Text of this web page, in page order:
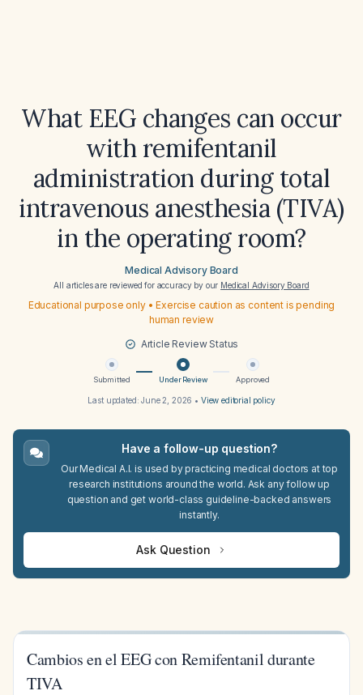
What EEG changes can occur
with remifentanil
administration during total
intravenous anesthesia (TIVA)
in the operating room?
Medical Advisory Board
All articles are reviewed for accuracy by our Medical Advisory Board
Educational purpose only • Exercise caution as content is pending
human review
Article Review Status
Submitted Under Review Approved
Last updated:June 2, 2026 • View editorial policy
Have a follow-up question?
Our Medical A.I. is used by practicing medical doctors at top
research institutions around the world. Ask any follow up
question and get world-class guideline-backed answers
instantly.
Ask Question
Cambios en el EEG con Remifentanil durante
TIVA